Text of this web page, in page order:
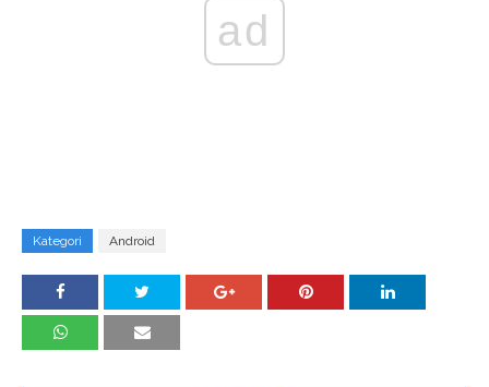
ad
Kategori Android